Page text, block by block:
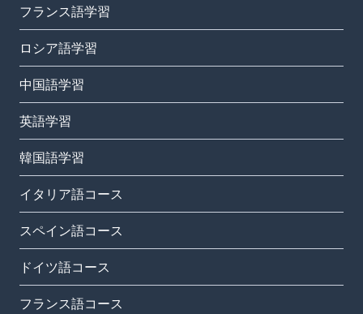
フランス語学習
ロシア語学習
中国語学習
英語学習
韓国語学習
イタリア語コース
スペイン語コース
ドイツ語コース
フランス語コース